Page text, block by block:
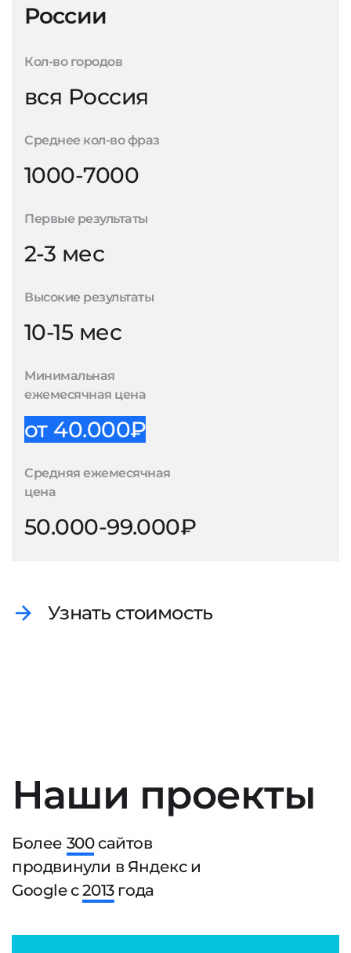
России
Кол-во городов
вся Россия
Среднее кол-во фраз
1000-7000
Первые результаты
2-3 мес
Высокие результаты
10-15 мес
Минимальная
ежемесячная цена
от 40.000₽
Средняя ежемесячная
цена
50.000-99.000₽
Узнать стоимость
Наши проекты
Более 300сайтов
продвинули в Яндекс и
Google с2013года